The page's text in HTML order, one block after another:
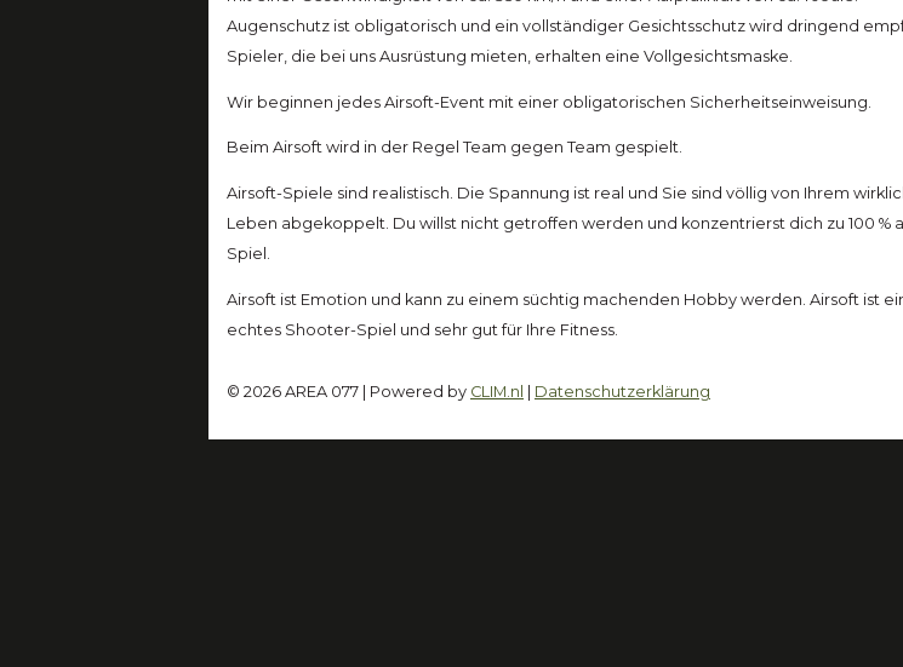
Augenschutz ist obligatorisch und ein vollständiger Gesichtsschutz wird dringend
Spieler, die bei uns Ausrüstung mieten, erhalten eine Vollgesichtsmaske.
Wir beginnen jedes Airsoft-Event mit einer obligatorischen Sicherheitseinweisung.
Beim Airsoft wird in der Regel Team gegen Team gespielt.
Airsoft-Spiele sind realistisch. Die Spannung ist real und Sie sind völlig von Ihrem
Leben abgekoppelt. Du willst nicht getroffen werden und konzentrierst dich zu 100 %
Spiel.
Airsoft ist Emotion und kann zu einem süchtig machenden Hobby werden. Airsoft ist
echtes Shooter-Spiel und sehr gut für Ihre Fitness.
© 2026 AREA 077 | Powered by CLIM.nl | Datenschutzerklärung